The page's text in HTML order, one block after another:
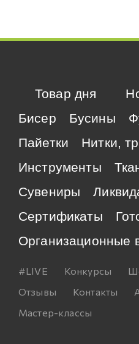
Товар дня
Бисер
Бусины
Пайетки
Нитки,
Инструменты
Сувениры
Сертификаты
Организационные
#LIVE Конкурсы
Отзывы
Контакты
Мастер-классы